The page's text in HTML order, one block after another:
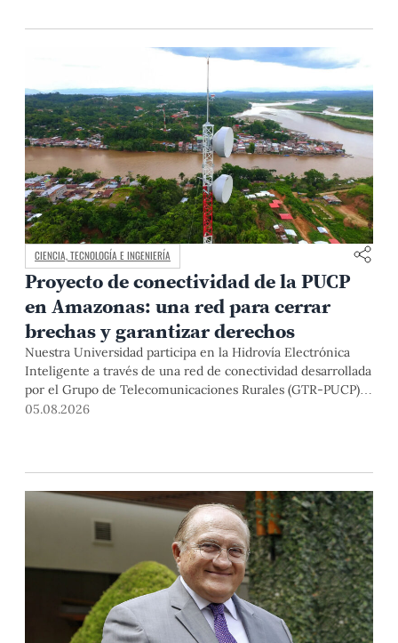
CIENCIA, TECNOLOGÍA E INGENIERÍA
Proyecto de conectividad de la PUCP
en Amazonas: una red para cerrar
brechas y garantizar derechos
Nuestra Universidad participa en la Hidrovía Electrónica
Inteligente a través de una red de conectividad desarrollada
por el Grupo de Telecomunicaciones Rurales (GTR-PUCP)
desde el 2018. En esta nota repasamos cómo ha sido el
05.08.2026